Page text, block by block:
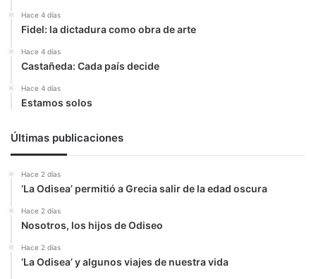
Hace 4 días
Fidel: la dictadura como obra de arte
Hace 4 días
Castañeda: Cada país decide
Hace 4 días
Estamos solos
Últimas publicaciones
Hace 2 días
‘La Odisea’ permitió a Grecia salir de la edad oscura
Hace 2 días
Nosotros, los hijos de Odiseo
Hace 2 días
‘La Odisea’ y algunos viajes de nuestra vida